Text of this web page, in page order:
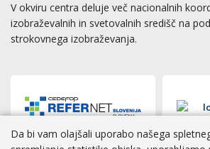
V okviru centra deluje več nacionalnih
izobraževalnih in svetovalnih središč na
strokovnega izobraževanja.
Da bi vam olajšali uporabo našega